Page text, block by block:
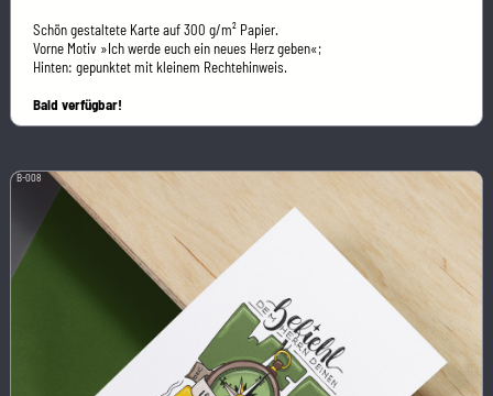
Schön gestaltete Karte auf 300 g/m² Papier.
Vorne Motiv »Ich werde euch ein neues Herz geben«;
Hinten: gepunktet mit kleinem Rechtehinweis.
Bald verfügbar!
B-008